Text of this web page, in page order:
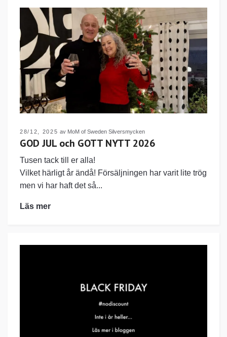
28/12, 2025 av MoM of Sweden Silversmycken
GOD JUL och GOTT NYTT 2026
Tusen tack till er alla!
Vilket härligt år ändå! Försäljningen har varit lite trög
men vi har haft det så...
Läs mer